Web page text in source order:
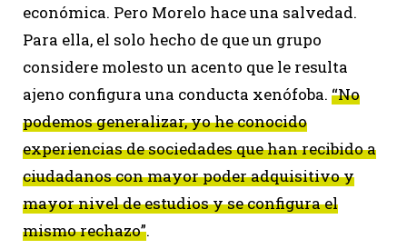
económica. Pero Morelo hace una salvedad.
Para ella, el solo hecho de que un grupo
considere molesto un acento que le resulta
ajeno configura una conducta xenófoba. “No
podemos generalizar, yo he conocido
experiencias de sociedades que han recibido a
ciudadanos con mayor poder adquisitivo y
mayor nivel de estudios y se configura el
mismo rechazo”.